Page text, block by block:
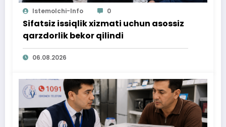
Istemolchi-Info 0
Sifatsiz issiqlik xizmati uchun asossiz
qarzdorlik bekor qilindi
06.08.2026